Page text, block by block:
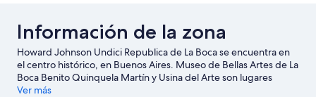
Información de la zona
Howard Johnson Undici Republica de La Boca se encuentra en
el centro histórico, en Buenos Aires. Museo de Bellas Artes de La
Boca Benito Quinquela Martín y Usina del Arte son lugares
culturales destacados, y algunos de los puntos de interés más
Ver más